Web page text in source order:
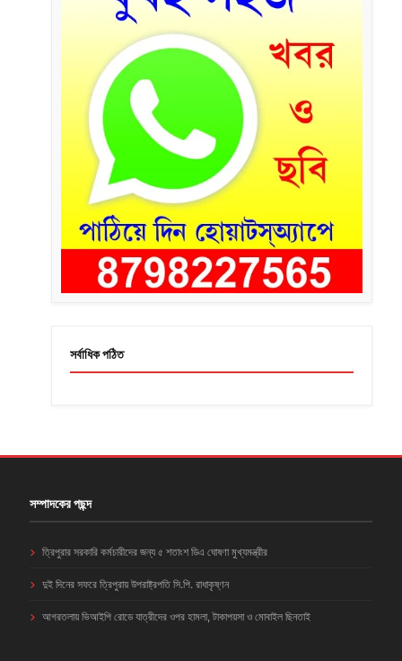
সর্বাধিক পঠিত
সম্পাদকের পছন্দ
ত্রিপুরার সরকারি কর্মচারীদের জন্য ৫ শতাংশ ডিএ ঘোষণা মুখ্যমন্ত্রীর
দুই দিনের সফরে ত্রিপুরায় উপরাষ্ট্রপতি সি.পি. রাধাকৃষ্ণন
আগরতলায় ভিআইপি রোডে যাত্রীদের ওপর হামলা, টাকাপয়সা ও মোবাইল ছিনতাই